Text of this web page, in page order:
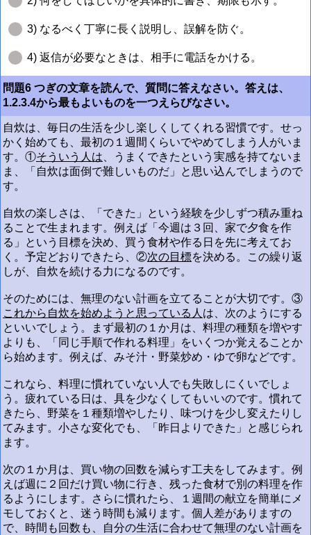
3) なるべく丁寧に長く説明し、誤解を防ぐ。
4) 返信が必要なときは、相手に電話をかける。
問題6 つぎの文章を読んで、質問に答えなさい。答えは、
1.2.3.4から最もよいものを一つえらびなさい。
自炊は、毎日の生活を少し楽しくしてくれる習慣です。せっ
かく始めても、最初の１週間くらいでやめてしまう人がいま
す。①そういう人は 、うまくできたという実感を持てないま
ま、「自炊は面倒で難しいものだ」と思い込んでしまうので
す。
自炊の楽しさは、「できた」という経験を少しずつ積み重ね
ることで生まれます。例えば「今週は３回、家で夕食を作
る」という目標を決め、買う食材や作る日を先に考えてお
く。予定どおりできたら、②次の目標を決める。この繰り返
しが、自炊を続ける力になるのです。
そのためには、無理のない計画を立てることが大切です。③
これから自炊を始めようと思っている人 は、次のようにする
といいでしょう。まず最初の１か月は、料理の種類を増やす
よりも、「同じ手順で作れる料理」をいくつか覚えることか
ら始めます。例えば、みそ汁・野菜炒め・ゆで卵などです。
これなら、料理に慣れていない人でも失敗しにくいでしょ
う。疲れている日は、具を少なくしてもいいのです。慣れて
きたら、野菜を１種類増やしたり、味つけを少し変えたりし
てみます。小さな変化でも、「昨日よりできた」と感じられ
ます。
次の１か月は、買い物の回数を減らす工夫をしてみます。例
えば週に２回だけ買い物に行き、残った食材で別の料理を作
るようにします。さらに慣れたら、１週間の献立を簡単にメ
モしておくと、迷う時間も減ります。個人差がありますの
で、時間も回数も、自分の生活に合わせて無理のない計画を